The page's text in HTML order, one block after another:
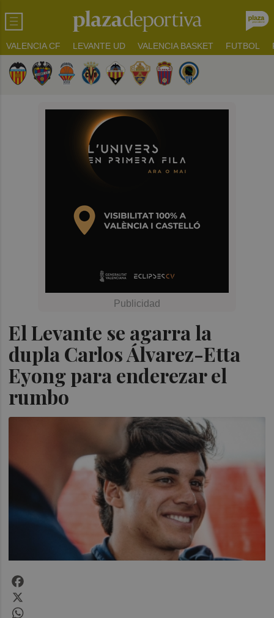
VALENCIA CF LEVANTE UD VALENCIA BASKET FUTBOL
El Levante se agarra la
dupla Carlos Álvarez-Etta
Eyong para enderezar el
rumbo